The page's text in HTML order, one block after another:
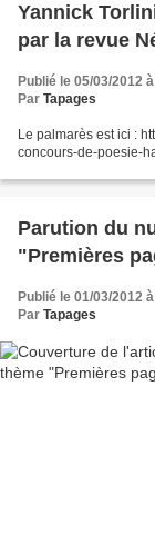
Yannick
par la revue
Publié le 05/03/2012
Par Tapages
Le palmarès est ici :
concours-de-poesie-
Parution du
"Premières
Publié le 01/03/2012
Par Tapages